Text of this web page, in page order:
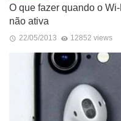
O que fazer quando o
não ativa
22/05/2013 12852 views